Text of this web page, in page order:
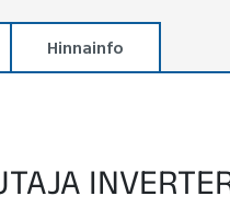
Hinnainfo